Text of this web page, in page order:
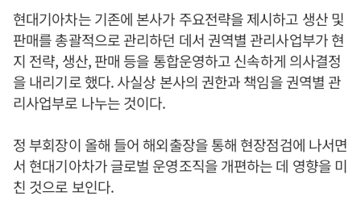
현대기아차는 기존에 본사가 주요전략을 제시하고 생산 및
판매를 총괄적으로 관리하던 데서 권역별 관리사업부가 현
지 전략, 생산, 판매 등을 통합운영하고 신속하게 의사결정
을 내리기로 했다. 사실상 본사의 권한과 책임을 권역별 관
리사업부로 나누는 것이다.
정 부회장이 올해 들어 해외출장을 통해 현장점검에 나서면
서 현대기아차가 글로벌 운영조직을 개편하는 데 영향을 미
친 것으로 보인다.